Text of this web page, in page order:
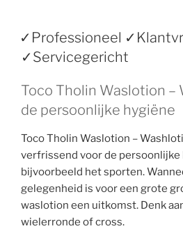
✓Professioneel
✓Servicegericht
Toco Tholin Waslotion –
de persoonlijke hygiëne
Toco Tholin Waslotion –
verfrissend voor de persoonlijke
bijvoorbeeld het sporten.
gelegenheid is voor een grote
waslotion een uitkomst. Denk
wielerronde of cross.